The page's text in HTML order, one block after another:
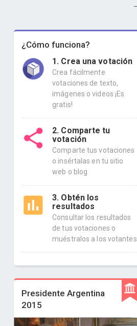
¿Cómo funciona?
1. Crea una votación
Crea fácilmente
votaciones de texto,
imágenes o videos ¡Es
gratis!
2. Comparte tu
votación
Comparte tus votaciones
o insértalas en tu sitio
web o blog
3. Obtén los
resultados
Consultar los resultados
de tus votaciones o
muéstralos a los votantes
Presidente Argentina
2015